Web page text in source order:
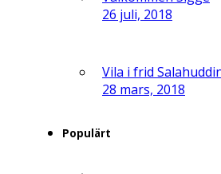
26 juli, 2018
Vila i frid
28 mars, 2018
Populärt